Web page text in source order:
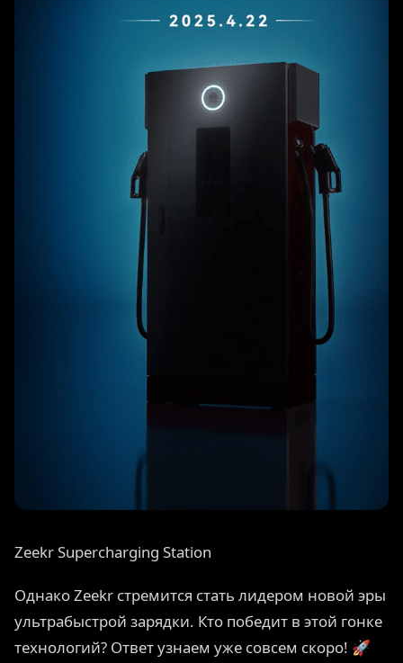
Zeekr Supercharging Station
Однако Zeekr стремится стать лидером новой эры
ультрабыстрой зарядки. Кто победит в этой гонке
технологий? Ответ узнаем уже совсем скоро! 🚀